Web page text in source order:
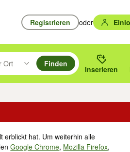
Registrieren oder
unten durchsuchen und mit
drücken um zu suchen, oder
Ort
Umkreis des gewählten Orts oder PLZ.
Finden
Inserieren
erblickt hat. Um weiterhin alle
Google Chrome, Mozilla Firefox,